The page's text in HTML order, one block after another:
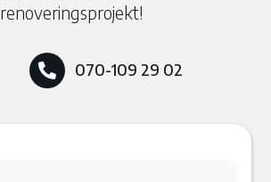
renoveringsprojekt!
 070-109 29 02